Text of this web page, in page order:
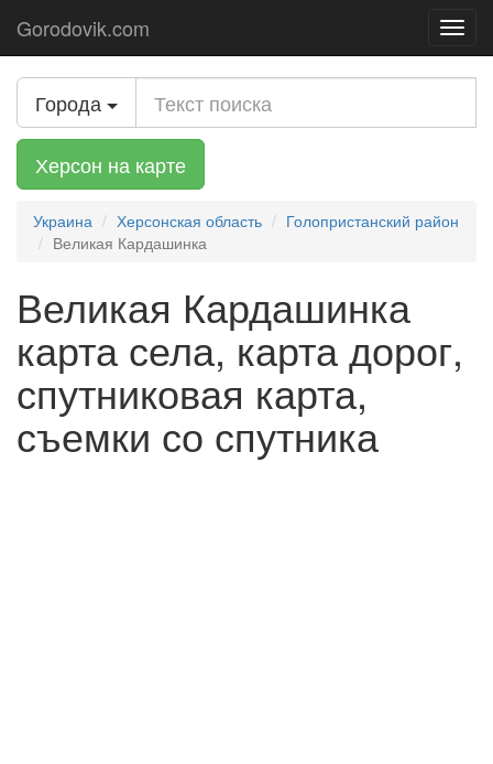
Gorodovik.com
Города
Херсон на карте
Украина Херсонская область
Голопристанский район
Великая Кардашинка
Великая Кардашинка
карта села, карта дорог,
спутниковая карта,
съемки со спутника